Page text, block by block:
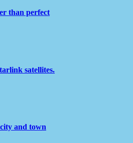
than perfect
satellites.
and town